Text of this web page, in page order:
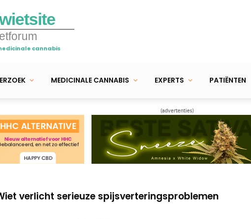
cannabis
MEDICINALE CANNABIS EXPERTS PATIËNTEN
(advertenties)
maakt wietolie tegen MS
boodschap voor mensen met de ziekte van Crohn
maakt wietolie tegen MS